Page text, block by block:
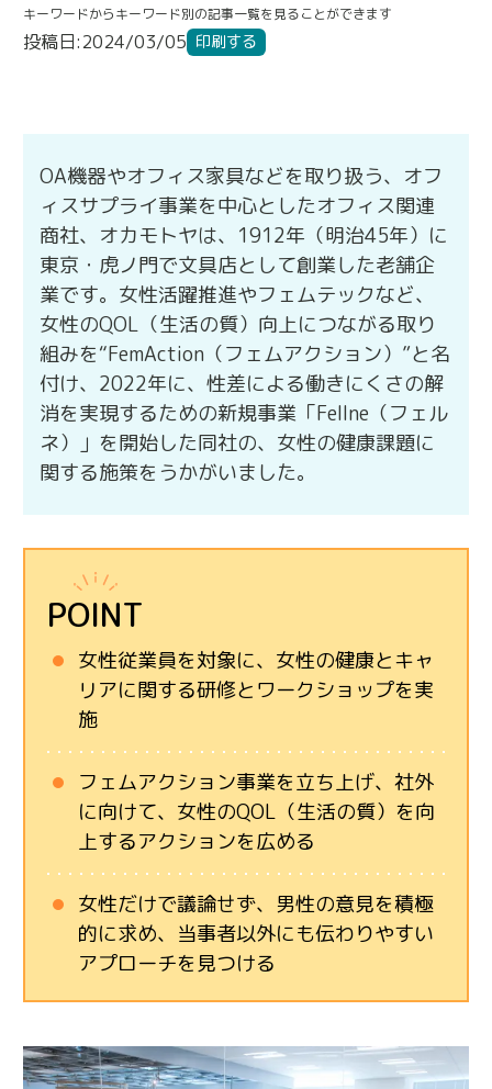
キーワードからキーワード別の記事一覧を見ることができます
投稿日:2024/03/05 印刷する
OA機器やオフィス家具などを取り扱う、オフ
ィスサプライ事業を中心としたオフィス関連
商社、オカモトヤは、1912年（明治45年）に
東京・虎ノ門で文具店として創業した老舗企
業です。女性活躍推進やフェムテックなど、
女性のQOL（生活の質）向上につながる取り
組みを“FemAction（フェムアクション）”と名
付け、2022年に、性差による働きにくさの解
消を実現するための新規事業「Fellne（フェル
ネ）」を開始した同社の、女性の健康課題に
関する施策をうかがいました。
POINT
女性従業員を対象に、女性の健康とキャ
リアに関する研修とワークショップを実
施
フェムアクション事業を立ち上げ、社外
に向けて、女性のQOL（生活の質）を向
上するアクションを広める
女性だけで議論せず、男性の意見を積極
的に求め、当事者以外にも伝わりやすい
アプローチを見つける